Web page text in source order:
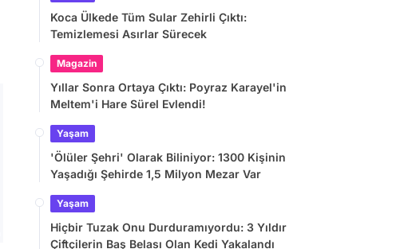
Koca Ülkede Tüm Sular Zehirli Çıktı:
Temizlemesi Asırlar Sürecek
Magazin
Yıllar Sonra Ortaya Çıktı: Poyraz Karayel'in
Meltem'i Hare Sürel Evlendi!
Yaşam
'Ölüler Şehri' Olarak Biliniyor: 1300 Kişinin
Yaşadığı Şehirde 1,5 Milyon Mezar Var
Yaşam
Hiçbir Tuzak Onu Durduramıyordu: 3 Yıldır
Çiftçilerin Baş Belası Olan Kedi Yakalandı